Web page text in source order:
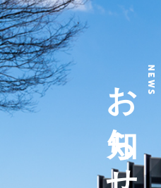
NEWS
お知らせ